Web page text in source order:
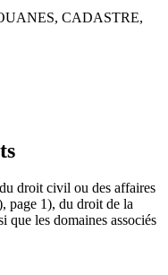
CADASTRE,
droit civil ou des affaires
page 1), du droit de la
que les domaines associés